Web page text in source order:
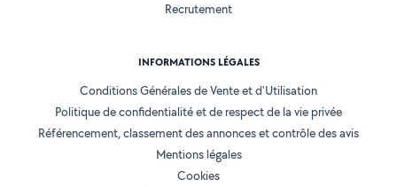
Recrutement
INFORMATIONS LÉGALES
Conditions Générales de Vente et d'Utilisation
Politique de confidentialité et de respect de la vie privée
Référencement, classement des annonces et contrôle des avis
Mentions légales
Cookies